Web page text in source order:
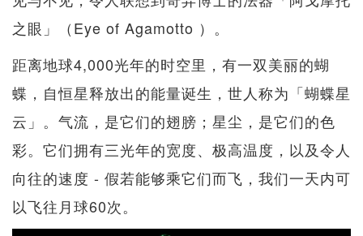
之眼」（Eye of Agamotto ）。
距离地球4,000光年的时空里，有一双美丽的蝴
蝶，自恒星释放出的能量诞生，世人称为「蝴蝶星
云」。气流，是它们的翅膀；星尘，是它们的色
彩。它们拥有三光年的宽度、极高温度，以及令人
向往的速度 - 假若能够乘它们而飞，我们一天内可
以飞往月球60次。